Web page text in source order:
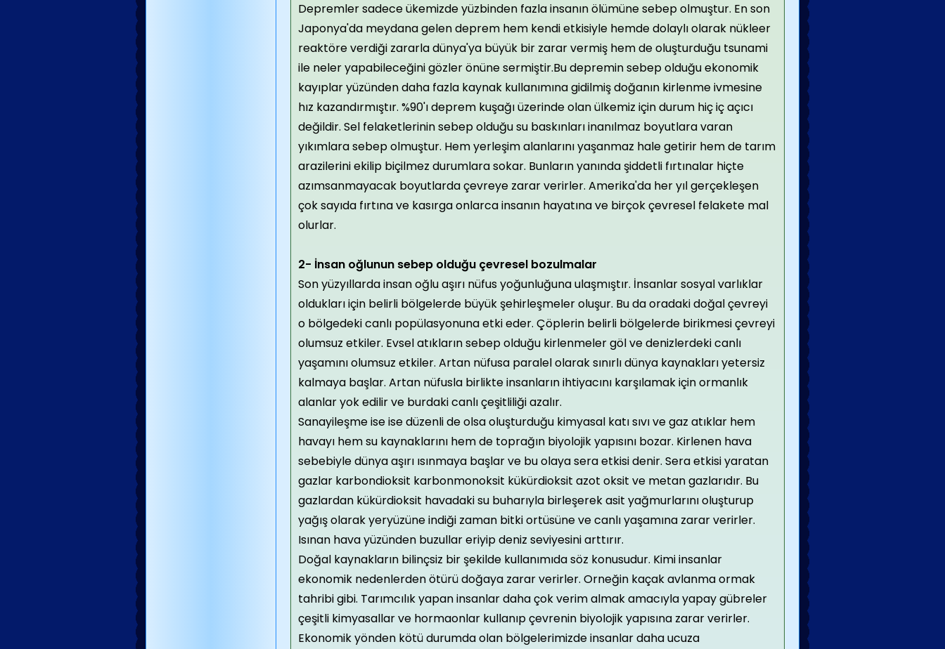
Depremler sadece ükemizde yüzbinden fazla insanın ölümüne sebep olmuştur. En son
Japonya'da meydana gelen deprem hem kendi etkisiyle hemde dolaylı olarak nükleer
reaktöre verdiği zararla dünya'ya büyük bir zarar vermiş hem de oluşturduğu tsunami
ile neler yapabileceğini gözler önüne sermiştir.Bu depremin sebep olduğu ekonomik
kayıplar yüzünden daha fazla kaynak kullanımına gidilmiş doğanın kirlenme ivmesine
hız kazandırmıştır. %90'ı deprem kuşağı üzerinde olan ülkemiz için durum hiç iç açıcı
değildir. Sel felaketlerinin sebep olduğu su baskınları inanılmaz boyutlara varan
yıkımlara sebep olmuştur. Hem yerleşim alanlarını yaşanmaz hale getirir hem de tarım
arazilerini ekilip biçilmez durumlara sokar. Bunların yanında şiddetli fırtınalar hiçte
azımsanmayacak boyutlarda çevreye zarar verirler. Amerika'da her yıl gerçekleşen
çok sayıda fırtına ve kasırga onlarca insanın hayatına ve birçok çevresel felakete mal
olurlar.
2- İnsan oğlunun sebep olduğu çevresel bozulmalar
Son yüzyıllarda insan oğlu aşırı nüfus yoğunluğuna ulaşmıştır. İnsanlar sosyal varlıklar
oldukları için belirli bölgelerde büyük şehirleşmeler oluşur. Bu da oradaki doğal çevreyi
o bölgedeki canlı popülasyonuna etki eder. Çöplerin belirli bölgelerde birikmesi çevreyi
olumsuz etkiler. Evsel atıkların sebep olduğu kirlenmeler göl ve denizlerdeki canlı
yaşamını olumsuz etkiler. Artan nüfusa paralel olarak sınırlı dünya kaynakları yetersiz
kalmaya başlar. Artan nüfusla birlikte insanların ihtiyacını karşılamak için ormanlık
alanlar yok edilir ve burdaki canlı çeşitliliği azalır.
Sanayileşme ise ise düzenli de olsa oluşturduğu kimyasal katı sıvı ve gaz atıklar hem
havayı hem su kaynaklarını hem de toprağın biyolojik yapısını bozar. Kirlenen hava
sebebiyle dünya aşırı ısınmaya başlar ve bu olaya sera etkisi denir. Sera etkisi yaratan
gazlar karbondioksit karbonmonoksit kükürdioksit azot oksit ve metan gazlarıdır. Bu
gazlardan kükürdioksit havadaki su buharıyla birleşerek asit yağmurlarını oluşturup
yağış olarak yeryüzüne indiği zaman bitki ortüsüne ve canlı yaşamına zarar verirler.
Isınan hava yüzünden buzullar eriyip deniz seviyesini arttırır.
Doğal kaynakların bilinçsiz bir şekilde kullanımıda söz konusudur. Kimi insanlar
ekonomik nedenlerden ötürü doğaya zarar verirler. Orneğin kaçak avlanma ormak
tahribi gibi. Tarımcılık yapan insanlar daha çok verim almak amacıyla yapay gübreler
çeşitli kimyasallar ve hormaonlar kullanıp çevrenin biyolojik yapısına zarar verirler.
Ekonomik yönden kötü durumda olan bölgelerimizde insanlar daha ucuza